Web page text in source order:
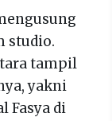
studio.
tampil
yakni
Fasya di